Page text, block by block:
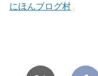
にほんブログ村